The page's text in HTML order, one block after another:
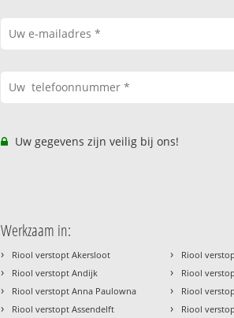
Uw gegevens zijn veilig bij ons!
Werkzaam in:
› Riool verstopt Akersloot
› Riool verstopt Andijk
› Riool verstopt Anna Paulowna
› Riool verstopt Assendelft
› Riool
› Riool
› Riool
› Riool